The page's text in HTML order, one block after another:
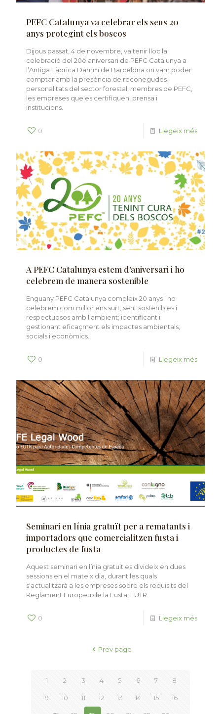
PEFC Catalunya va celebrar els seus 20
anys protegint els boscos
Dijous passat, 4 de novembre, va tenir lloc la
celebració del 20è aniversari de PEFC Catalunya a
l’Antiga Fàbrica Damm de Barcelona on vam poder
comptar amb la presència de reconegudes
personalitats del sector forestal, membres de PEFC,
les empreses que es certifiquen, prensa i
institucions.
0 Llegeix més
A PEFC Catalunya estem d’aniversari i ho
celebrem de manera sostenible
Enguany PEFC Catalunya compleix 20 anys i ho
celebrem com millor ens surt, sent sostenibles i
respectuosos amb l'ambient; identificant i
gestionant eficaçment els impactes ambientals,
socials i econòmics.
0 Llegeix més
Seminari en línia gratuït per a rematants i
importadors que comercialitzen fusta i
productes de fusta
Aquest seminari en línia gratuït es divideix en dues
sessions en el mateix dia, durant les quals
s'actualitzarà a les empreses sobre els requisits del
Reglament Europeu de la Fusta, EUTR.
0 Llegeix més
Prev page
1 2 3 4 5 6 7 8
9 10 11 12 13 14 15 16